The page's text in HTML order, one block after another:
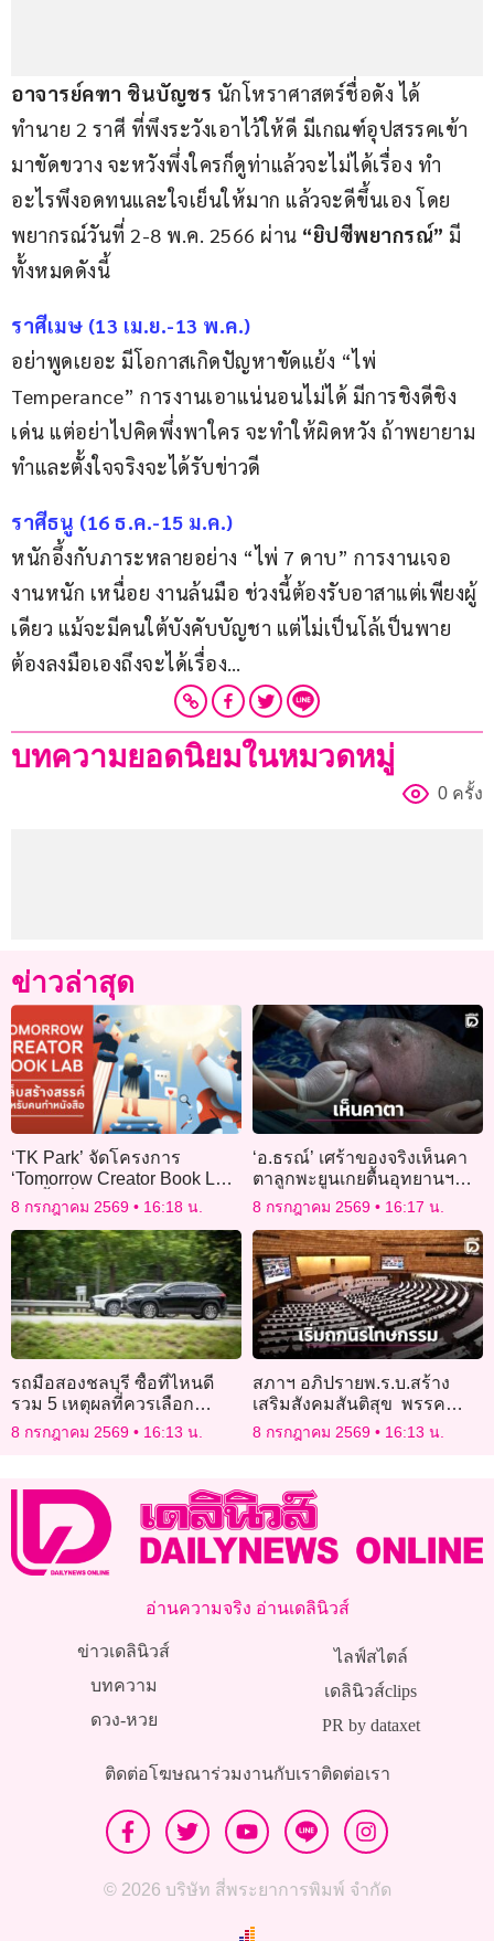
อาจารย์คฑา ชินบัญชร นักโหราศาสตร์ชื่อดัง ได้
ทำนาย 2 ราศี ที่พึงระวังเอาไว้ให้ดี มีเกณฑ์อุปสรรคเข้า
มาขัดขวาง จะหวังพึ่งใครก็ดูท่าแล้วจะไม่ได้เรื่อง ทำ
อะไรพึงอดทนและใจเย็นให้มาก แล้วจะดีขึ้นเอง โดย
พยากรณ์วันที่ 2-8 พ.ค. 2566 ผ่าน “ยิปซีพยากรณ์” มี
ทั้งหมดดังนี้
ราศีเมษ (13 เม.ย.-13 พ.ค.)
อย่าพูดเยอะ มีโอกาสเกิดปัญหาขัดแย้ง “ไพ่
Temperance” การงานเอาแน่นอนไม่ได้ มีการชิงดีชิง
เด่น แต่อย่าไปคิดพึ่งพาใคร จะทำให้ผิดหวัง ถ้าพยายาม
ทำและตั้งใจจริงจะได้รับข่าวดี
ราศีธนู (16 ธ.ค.-15 ม.ค.)
หนักอึ้งกับภาระหลายอย่าง “ไพ่ 7 ดาบ” การงานเจอ
งานหนัก เหนื่อย งานล้นมือ ช่วงนี้ต้องรับอาสาแต่เพียงผู้
เดียว แม้จะมีคนใต้บังคับบัญชา แต่ไม่เป็นโล้เป็นพาย
ต้องลงมือเองถึงจะได้เรื่อง…
บทความยอดนิยมในหมวดหมู่
0 ครั้ง
ข่าวล่าสุด
‘TK Park’ จัดโครงการ
‘Tomorrow Creator Book Lab’
เปิดพื้นที่ทดลองอนาคตวงการ
หนังสือไทย
8 กรกฎาคม 2569 16:18 น.
‘อ.ธรณ์’ เศร้าของจริงเห็นคา
ตาลูกพะยูนเกยตื้นอุทยานฯ
แหลมสน ระนอง ติดกับจุด
สร้างท่าเรือ ‘แลนด์บริดจ์’
8 กรกฎาคม 2569 16:17 น.
รถมือสองชลบุรี ซื้อที่ไหนดี
รวม 5 เหตุผลที่ควรเลือก
Toyota Sure
8 กรกฎาคม 2569 16:13 น.
สภาฯ อภิปรายพ.ร.บ.สร้าง
เสริมสังคมสันติสุข พรรค
ประชาชนอัดไม่จริงใจลด
ความขัดแย้ง
8 กรกฎาคม 2569 16:13 น.
อ่านความจริง อ่านเดลินิวส์
ข่าวเดลินิวส์
บทความ
ดวง-หวย
ไลฟ์สไตล์
เดลินิวส์clips
PR by dataxet
ติดต่อโฆษณาร่วมงานกับเราติดต่อเรา
© 2026 บริษัท สี่พระยาการพิมพ์ จำกัด